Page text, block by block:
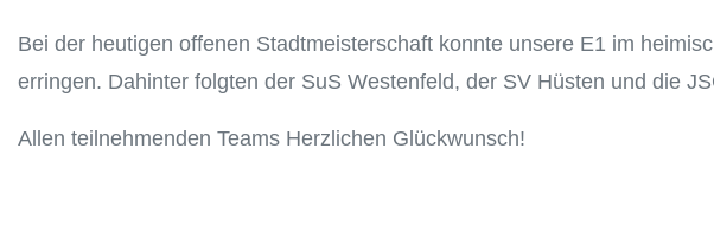
Bei der heutigen offenen Stadtmeisterschaft konnte unsere E1 im
erringen. Dahinter folgten der SuS Westenfeld, der SV Hüsten und die
Allen teilnehmenden Teams Herzlichen Glückwunsch!